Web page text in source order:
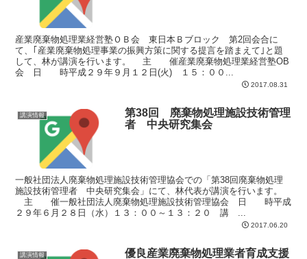
産業廃棄物処理業経営塾ＯＢ会 東日本Ｂブロック 第2回会合に
て、｢産業廃棄物処理事業の振興方策に関する提言を踏まえて｣と題
して、林が講演を行います。 主 催産業廃棄物処理業経営塾OB
会 日 時平成２９年９月１２日(火) １５：００...
2017.08.31
講演情報
第38回 廃棄物処理施設技術管理
者 中央研究集会
一般社団法人廃棄物処理施設技術管理協会での「第38回廃棄物処理
施設技術管理者 中央研究集会」にて、林代表が講演を行います。
主 催一般社団法人廃棄物処理施設技術管理協会 日 時平成
２９年６月２８日（水）１３：００～１３：２０ 講 ...
2017.06.20
講演情報
優良産業廃棄物処理業者育成支援